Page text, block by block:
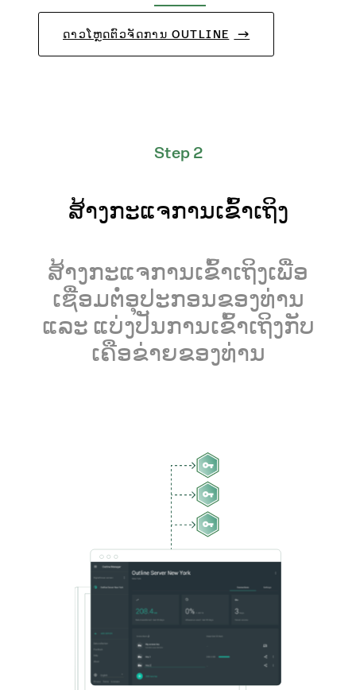
ດາວໂຫຼດຕົວຈັດການ OUTLINE
Step 2
ສ້າງກະແຈການເຂົ້າເຖິງ
ສ້າງກະແຈການເຂົ້າເຖິງເພື່ອ
ເຊື່ອມຕໍ່ອຸປະກອນຂອງທ່ານ
ແລະ ແບ່ງປັນການເຂົ້າເຖິງກັບ
ເຄືອຂ່າຍຂອງທ່ານ